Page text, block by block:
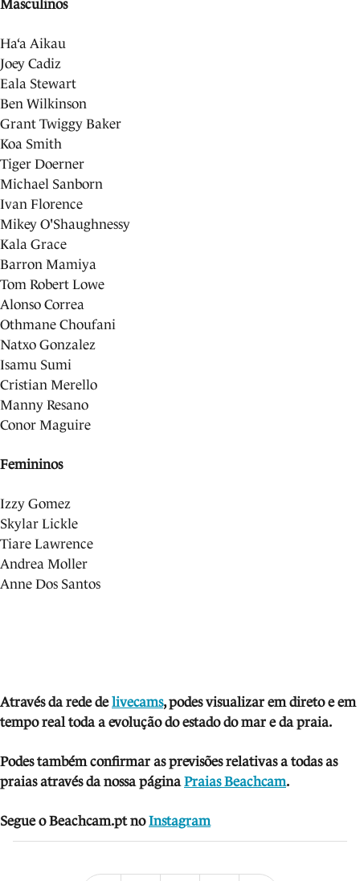
Masculinos
Ha‘a Aikau
Joey Cadiz
Eala Stewart
Ben Wilkinson
Grant Twiggy Baker
Koa Smith
Tiger Doerner
Michael Sanborn
Ivan Florence
Mikey O'Shaughnessy
Kala Grace
Barron Mamiya
Tom Robert Lowe
Alonso Correa
Othmane Choufani
Natxo Gonzalez
Isamu Sumi
Cristian Merello
Manny Resano
Conor Maguire
Femininos
Izzy Gomez
Skylar Lickle
Tiare Lawrence
Andrea Moller
Anne Dos Santos
Através da rede delivecams, podes visualizar em direto e em
tempo real toda a evolução do estado do mar e da praia.
Podes também confirmar as previsões relativas a todas as
praias através da nossa páginaPraias Beachcam.
Segue o Beachcam.pt no Instagram